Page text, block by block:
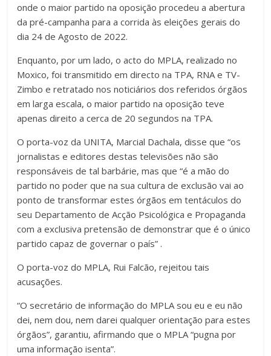
onde o maior partido na oposição procedeu a abertura
da pré-campanha para a corrida às eleições gerais do
dia 24 de Agosto de 2022.
Enquanto, por um lado, o acto do MPLA, realizado no
Moxico, foi transmitido em directo na TPA, RNA e TV-
Zimbo e retratado nos noticiários dos referidos órgãos
em larga escala, o maior partido na oposição teve
apenas direito a cerca de 20 segundos na TPA.
O porta-voz da UNITA, Marcial Dachala, disse que “os
jornalistas e editores destas televisões não são
responsáveis de tal barbárie, mas que “é a mão do
partido no poder que na sua cultura de exclusão vai ao
ponto de transformar estes órgãos em tentáculos do
seu Departamento de Acção Psicológica e Propaganda
com a exclusiva pretensão de demonstrar que é o único
partido capaz de governar o país” .
O porta-voz do MPLA, Rui Falcão, rejeitou tais
acusações.
“O secretário de informação do MPLA sou eu e eu não
dei, nem dou, nem darei qualquer orientação para estes
órgãos”, garantiu, afirmando que o MPLA “pugna por
uma informação isenta”.